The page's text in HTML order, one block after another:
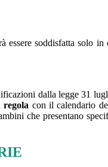
soddisfatta solo
dalla legge 31
con il calendario
che presentano